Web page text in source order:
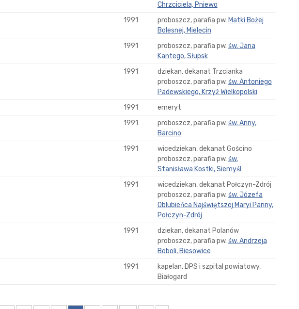
Chrzciciela, Pniewo
1991 proboszcz, parafia pw. Matki Bożej
Bolesnej, Mielęcin
1991 proboszcz, parafia pw. św. Jana
Kantego, Słupsk
1991
dziekan, dekanat Trzcianka
proboszcz, parafia pw. św. Antoniego
Padewskiego, Krzyż Wielkopolski
1991
emeryt
1991 proboszcz, parafia pw. św. Anny,
Barcino
1991
wicedziekan, dekanat Gościno
proboszcz, parafia pw. św.
Stanisława Kostki, Siemyśl
1991
wicedziekan, dekanat Połczyn-Zdrój
proboszcz, parafia pw. św. Józefa
Oblubieńca Najświętszej Maryi Panny,
Połczyn-Zdrój
1991
dziekan, dekanat Polanów
proboszcz, parafia pw. św. Andrzeja
Boboli, Biesowice
1991
kapelan, DPS i szpital powiatowy,
Białogard